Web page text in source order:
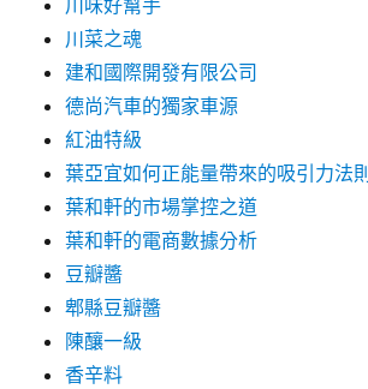
川味好幫手
川菜之魂
建和國際開發有限公司
德尚汽車的獨家車源
紅油特級
葉亞宜如何正能量帶來的吸引力法則
葉和軒的市場掌控之道
葉和軒的電商數據分析
豆瓣醬
郫縣豆瓣醬
陳釀一級
香辛料